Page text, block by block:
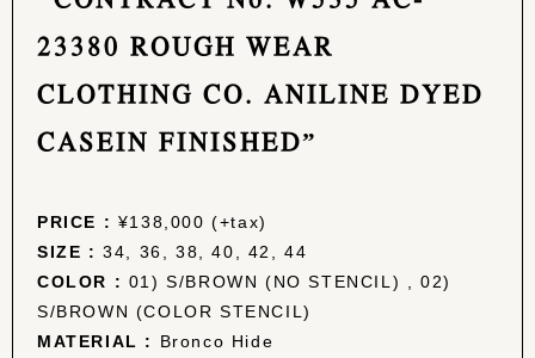
23380 ROUGH WEAR
CLOTHING CO. ANILINE DYED
CASEIN FINISHED”
PRICE : ¥138,000 (+tax)
SIZE : 34, 36, 38, 40, 42, 44
COLOR : 01) S/BROWN (NO STENCIL) , 02)
S/BROWN (COLOR STENCIL)
MATERIAL :
Bronco Hide